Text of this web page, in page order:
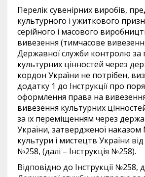
Перелік сувенірних виробів,
культурного і ужиткового
серійного і масового
вивезення (тимчасове
Державної служби контролю
культурних цінностей через
кордон України не потрібен,
додатку 1 до Інструкції про
оформлення права на
вивезення культурних
за їх переміщенням через
України, затвердженої наказом
культури і мистецтв України
№258, (далі – Інструкція №258).
Відповідно до Інструкції №258,